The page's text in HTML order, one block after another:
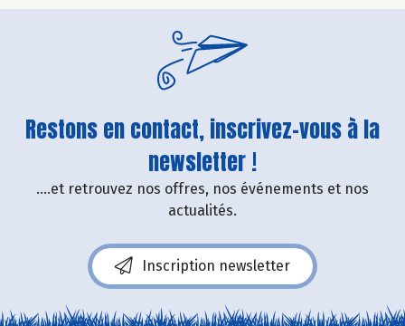
Restons en contact, inscrivez-vous à la
newsletter !
....et retrouvez nos offres, nos événements et nos
actualités.
Inscription newsletter